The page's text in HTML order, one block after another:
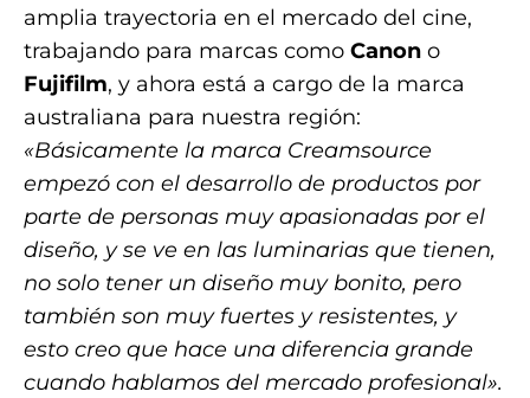
amplia trayectoria en el mercado del cine,
trabajando para marcas como Canon o
Fujifilm, y ahora está a cargo de la marca
australiana para nuestra región:
«Básicamente la marca Creamsource
empezó con el desarrollo de productos por
parte de personas muy apasionadas por el
diseño, y se ve en las luminarias que tienen,
no solo tener un diseño muy bonito, pero
también son muy fuertes y resistentes, y
esto creo que hace una diferencia grande
cuando hablamos del mercado profesional».